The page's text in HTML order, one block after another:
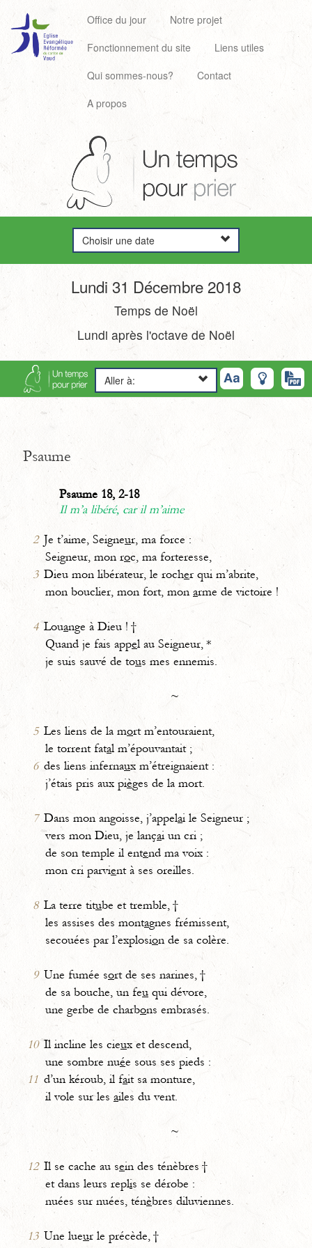
Office du jour
Notre projet
Fonctionnement du site
Liens utiles
Qui sommes-nous?
Contact
A propos
Choisir une date
Lundi 31 Décembre 2018
Temps de Noël
Lundi après l'octave de Noël
Aller à:
Psaume
Psaume 18, 2-18
Il m’a libéré, car il m’aime
2 Je t’aime, Seigneur, ma force :
Seigneur, mon roc, ma forteresse,
3 Dieu mon libérateur, le rocher qui m’abrite,
mon bouclier, mon fort, mon arme de victoire !
4 Louange à Dieu ! †
Quand je fais appel au Seigneur, *
je suis sauvé de tous mes ennemis.
~
5 Les liens de la mort m’entouraient,
le torrent fatal m’épouvantait ;
6 des liens infernaux m’étreignaient :
j’étais pris aux pièges de la mort.
7 Dans mon angoisse, j’appelai le Seigneur ;
vers mon Dieu, je lançai un cri ;
de son temple il entend ma voix :
mon cri parvient à ses oreilles.
8 La terre titube et tremble, †
les assises des montagnes frémissent,
secouées par l’explosion de sa colère.
9 Une fumée sort de ses narines, †
de sa bouche, un feu qui dévore,
une gerbe de charbons embrasés.
10 Il incline les cieux et descend,
une sombre nuée sous ses pieds :
11 d’un kéroub, il fait sa monture,
il vole sur lesailes du vent.
~
12 Il se cache au sein des ténèbres †
et dans leurs replis se dérobe :
nuées sur nuées, ténèbres diluviennes.
13 Une lueur le précède, †